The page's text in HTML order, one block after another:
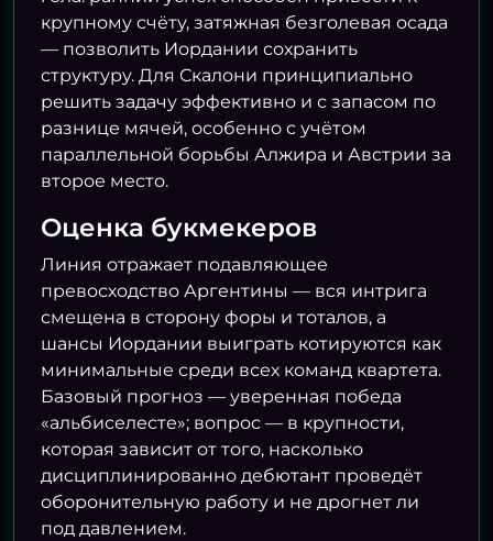
крупному счёту, затяжная безголевая осада
— позволить Иордании сохранить
структуру. Для Скалони принципиально
решить задачу эффективно и с запасом по
разнице мячей, особенно с учётом
параллельной борьбы Алжира и Австрии за
второе место.
Оценка букмекеров
Линия отражает подавляющее
превосходство Аргентины — вся интрига
смещена в сторону форы и тоталов, а
шансы Иордании выиграть котируются как
минимальные среди всех команд квартета.
Базовый прогноз — уверенная победа
«альбиселесте»; вопрос — в крупности,
которая зависит от того, насколько
дисциплинированно дебютант проведёт
оборонительную работу и не дрогнет ли
под давлением.